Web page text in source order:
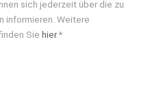
sich jederzeit über die zu
informieren. Weitere
Sie hier.*